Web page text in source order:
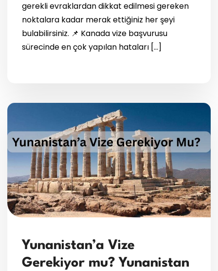
gerekli evraklardan dikkat edilmesi gereken
noktalara kadar merak ettiğiniz her şeyi
bulabilirsiniz. 📌 Kanada vize başvurusu
sürecinde en çok yapılan hataları […]
Yunanistan’a Vize
Gerekiyor mu? Yunanistan